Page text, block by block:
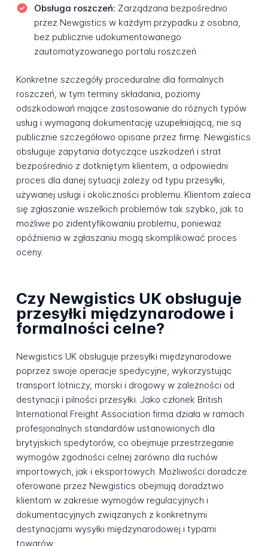
Obsługa roszczeń: Zarządzana bezpośrednio
przez Newgistics w każdym przypadku z osobna,
bez publicznie udokumentowanego
zautomatyzowanego portalu roszczeń
Konkretne szczegóły proceduralne dla formalnych
roszczeń, w tym terminy składania, poziomy
odszkodowań mające zastosowanie do różnych typów
usług i wymaganą dokumentację uzupełniającą, nie są
publicznie szczegółowo opisane przez firmę. Newgistics
obsługuje zapytania dotyczące uszkodzeń i strat
bezpośrednio z dotkniętym klientem, a odpowiedni
proces dla danej sytuacji zależy od typu przesyłki,
używanej usługi i okoliczności problemu. Klientom zaleca
się zgłaszanie wszelkich problemów tak szybko, jak to
możliwe po zidentyfikowaniu problemu, ponieważ
opóźnienia w zgłaszaniu mogą skomplikować proces
oceny.
Czy Newgistics UK obsługuje
przesyłki międzynarodowe i
formalności celne?
Newgistics UK obsługuje przesyłki międzynarodowe
poprzez swoje operacje spedycyjne, wykorzystując
transport lotniczy, morski i drogowy w zależności od
destynacji i pilności przesyłki. Jako członek British
International Freight Association firma działa w ramach
profesjonalnych standardów ustanowionych dla
brytyjskich spedytorów, co obejmuje przestrzeganie
wymogów zgodności celnej zarówno dla ruchów
importowych, jak i eksportowych. Możliwości doradcze
oferowane przez Newgistics obejmują doradztwo
klientom w zakresie wymogów regulacyjnych i
dokumentacyjnych związanych z konkretnymi
destynacjami wysyłki międzynarodowej i typami
towarów.